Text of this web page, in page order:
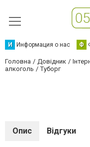
И Информация о нас Ф
Головна Довідник
алкоголь
Туборг
Опис Відгуки